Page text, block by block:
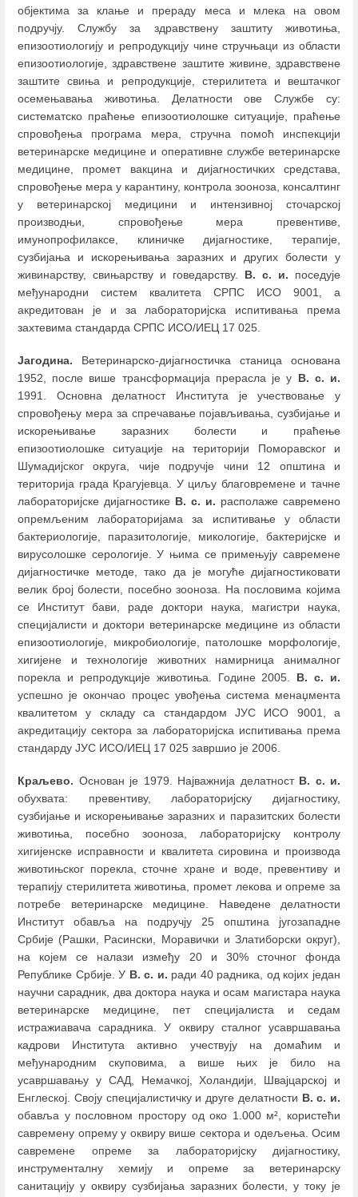
објектима за клање и прераду меса и млека на овом
подручју. Службу за здравствену заштиту животиња,
епизоотиологију и репродукцију чине стручњаци из области
епизоотиологије, здравствене заштите живине, здравствене
заштите свиња и репродукције, стерилитета и вештачког
осемењавања животиња. Делатности ове Службе су:
систематско праћење епизоотиолошке ситуације, праћење
спровођења програма мера, стручна помоћ инспекцији
ветеринарске медицине и оперативне службе ветеринарске
медицине, промет вакцина и дијагностичких средстава,
спровођење мера у карантину, контрола зооноза, консалтинг
у ветеринарској медицини и интензивној сточарској
производњи, спровођење мера превентиве,
имунопрофилаксе, клиничке дијагностике, терапије,
сузбијања и искорењивања заразних и других болести у
живинарству, свињарству и говедарству. В. с. и. поседује
међународни систем квалитета СРПС ИСО 9001, а
акредитован је и за лабораторијска испитивања према
захтевима стандарда СРПС ИСО/ИЕЦ 17 025.
Јагодина. Ветеринарско-дијагностичка станица основана
1952, после више трансформација прерасла је у В. с. и.
1991. Основна делатност Института је учествовање у
спровођењу мера за спречавање појављивања, сузбијање и
искорењивање заразних болести и праћење
епизоотиолошке ситуације на територији Поморавског и
Шумадијског округа, чије подручје чини 12 општина и
територија града Крагујевца. У циљу благовремене и тачне
лабораторијске дијагностике В. с. и. располаже савремено
опремљеним лабораторијама за испитивање у области
бактериологије, паразитологије, микологије, бактеријске и
вирусолошке серологије. У њима се примењују савремене
дијагностичке методе, тако да је могуће дијагностиковати
велик број болести, посебно зооноза. На пословима којима
се Институт бави, раде доктори наука, магистри наука,
специјалисти и доктори ветеринарске медицине из области
епизоотиологије, микробиологије, патолошке морфологије,
хигијене и технологије животних намирница анималног
порекла и репродукције животиња. Године 2005. В. с. и.
успешно је окончао процес увођења система менаџмента
квалитетом у складу са стандардом ЈУС ИСО 9001, а
акредитацију сектора за лабораторијска испитивања према
стандарду ЈУС ИСО/ИЕЦ 17 025 завршио је 2006.
Краљево. Основан је 1979. Најважнија делатност В. с. и.
обухвата: превентиву, лабораторијску дијагностику,
сузбијање и искорењивање заразних и паразитских болести
животиња, посебно зооноза, лабораторијску контролу
хигијенске исправности и квалитета сировина и производа
животињског порекла, сточне хране и воде, превентиву и
терапију стерилитета животиња, промет лекова и опреме за
потребе ветеринарске медицине. Наведене делатности
Институт обавља на подручју 25 општина југозападне
Србије (Рашки, Расински, Моравички и Златиборски округ),
на којем се налази између 20 и 30% сточног фонда
Републике Србије. У В. с. и. ради 40 радника, од којих један
научни сарадник, два доктора наука и осам магистара наука
ветеринарске медицине, пет специјалиста и седам
истражиавача сарадника. У оквиру сталног усавршавања
кадрови Института активно учествују на домаћим и
међународним скуповима, а више њих је било на
усавршавању у САД, Немачкој, Холандији, Швајцарској и
Енглеској. Своју специјалистичку и друге делатности В. с. и.
обавља у пословном простору од око 1.000 м², користећи
савремену опрему у оквиру више сектора и одељења. Осим
савремене опреме за лабораторијску дијагностику,
инструменталну хемију и опреме за ветеринарску
санитацију у оквиру сузбијања заразних болести, у току је